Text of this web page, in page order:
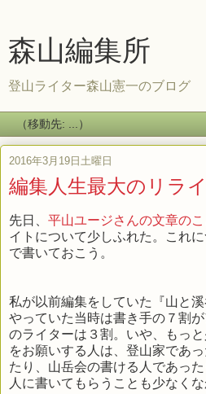
森山編集所
登山ライター森山憲一のブログ
2016年3月19日土曜日
編集人生最大のリラ
先日、 平山ユージさんの文章の
イトについて少しふれた。これ
で書いておこう。
私が以前編集をしていた『山と
やっていた当時は書き手の７割
のライターは３割。いや、もっ
をお願いする人は、登山家であ
たり、山岳会の書ける人であっ
人に書いてもらうことも少なくな